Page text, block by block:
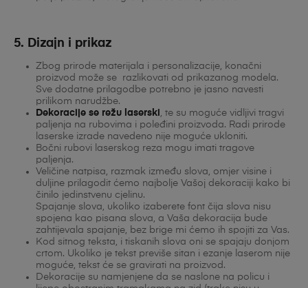
5. Dizajn i prikaz
Zbog prirode materijala i personalizacije, konačni
proizvod može se razlikovati od prikazanog modela.
Sve dodatne prilagodbe potrebno je jasno navesti
prilikom narudžbe.
Dekoracije se režu laserski
, te su moguće vidljivi tragvi
paljenja na rubovima i poleđini proizvoda. Radi prirode
laserske izrade navedeno nije moguće ukloniti.
Bočni rubovi laserskog reza mogu imati tragove
paljenja.
Veličine natpisa, razmak između slova, omjer visine i
duljine prilagodit ćemo najbolje Vašoj dekoraciji kako bi
činilo jedinstvenu cjelinu.
Spajanje slova, ukoliko izaberete font čija slova nisu
spojena kao pisana slova, a Vaša dekoracija bude
zahtijevala spajanje, bez brige mi ćemo ih spojiti za Vas.
Kod sitnog teksta, i tiskanih slova oni se spajaju donjom
crtom. Ukoliko je tekst previše sitan i ezanje laserom nije
moguće, tekst će se gravirati na proizvod.
Dekoracije su namjenjene da se naslone na policu i